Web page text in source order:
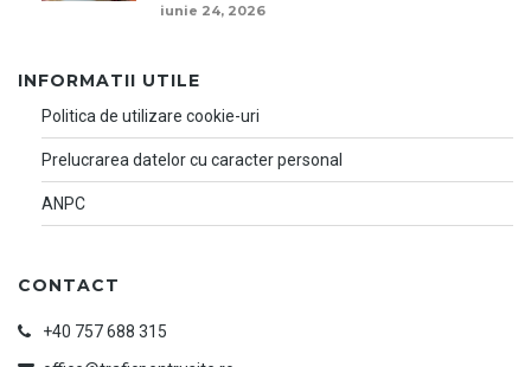
iunie 24, 2026
INFORMATII UTILE
Politica de utilizare cookie-uri
Prelucrarea datelor cu caracter personal
ANPC
CONTACT
+40 757 688 315